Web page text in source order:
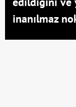
inanılmaz